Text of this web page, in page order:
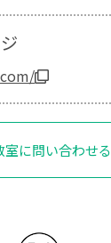
室に問い合わせる